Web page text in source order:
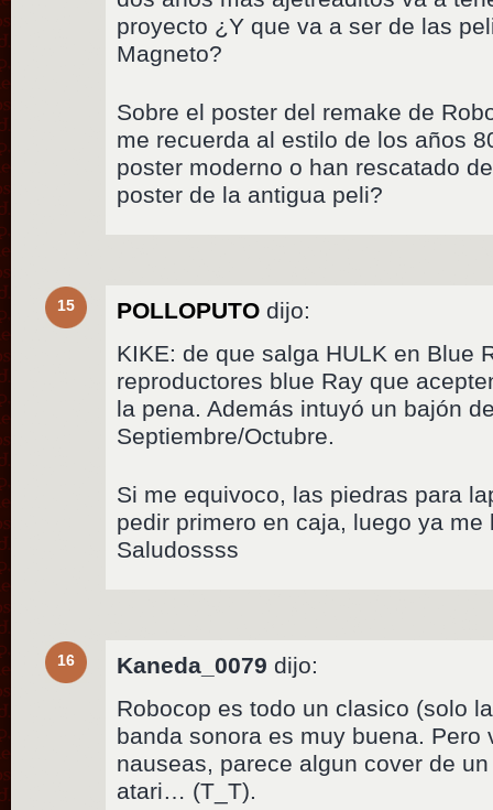
proyecto ¿Y que va a ser de las
Magneto?
Sobre el poster del remake de
me recuerda al estilo de los años
poster moderno o han rescatado
poster de la antigua peli?
15 POLLOPUTO dijo:
KIKE: de que salga HULK en Blue
reproductores blue Ray que
la pena. Además intuyó un bajón
Septiembre/Octubre.
Si me equivoco, las piedras para
pedir primero en caja, luego ya
Saludossss
16 Kaneda_0079 dijo:
Robocop es todo un clasico (solo
banda sonora es muy buena. Pero
nauseas, parece algun cover de
atari… (T_T).